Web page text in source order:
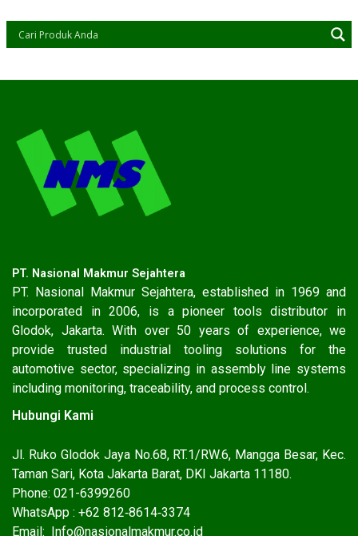
PT. Nasional Makmur Sejahtera
PT. Nasional Makmur Sejahtera, established in 1969 and
incorporated in 2006, is a pioneer tools distributor in
Glodok, Jakarta. With over 50 years of experience, we
provide trusted industrial tooling solutions for the
automotive sector, specializing in assembly line systems
including monitoring, traceability, and process control.
Hubungi Kami
Jl. Ruko Glodok Jaya No.68, RT.1/RW.6, Mangga Besar, Kec.
Taman Sari, Kota Jakarta Barat, DKI Jakarta 11180.
Phone: 021-6399260
WhatsApp : ‪+62 812‑8614‑3374‬
Email: Info@nasionalmakmur.co.id